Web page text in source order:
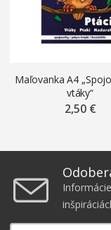
Maľovanka A4
vtáky“
2,50 €